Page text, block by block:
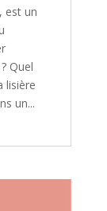
est un
Quel
lisière
un...